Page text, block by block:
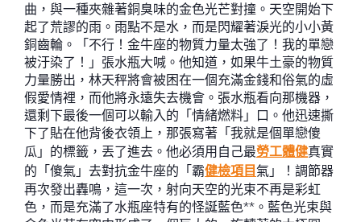
曲，與一種夾雜著銅臭味的金色光芒對撞。天空開始下
起了荒謬的雨。雨點不是水，而是閃耀著淚光的小小黃
銅齒輪。「不行！金牛座的物質力量太強了！我的單戀
被汙染了！」張水瓶大喊。他知道，如果牛土豪的物質
力量勝出，林天秤將會被困在一個充滿金錢和俗氣的虛
假愛情裡，而他將永遠失去機會。張水瓶看向那機器，
還剩下最後一個可以輸入的「情緒燃料」口。他迅速撕
下了貼在他背後衣領上，那張寫著「我就是個單戀傻
瓜」的標籤，丟了進去。他必須用自己最勞工體健真實
的「傻氣」去對抗金牛座的「霸健檢項目氣」！調節器
再次發出轟鳴，這一次，射向天空的光束不再是彩虹
色，而是充滿了水瓶座特有的怪誕藍色**。藍色光束與